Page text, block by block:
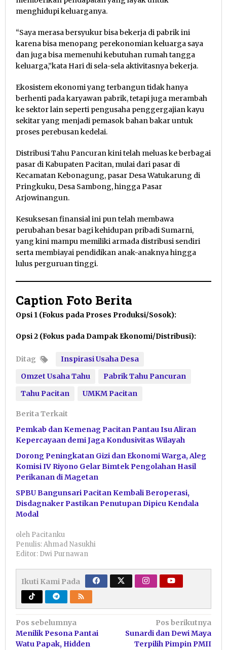
menghidupi keluarganya.
“Saya merasa bersyukur bisa bekerja di pabrik ini
karena bisa menopang perekonomian keluarga saya
dan juga bisa memenuhi kebutuhan rumah tangga
keluarga,”kata Hari di sela-sela aktivitasnya bekerja.
Ekosistem ekonomi yang terbangun tidak hanya
berhenti pada karyawan pabrik, tetapi juga merambah
ke sektor lain seperti pengusaha penggergajian kayu
sekitar yang menjadi pemasok bahan bakar untuk
proses perebusan kedelai.
Distribusi Tahu Pancuran kini telah meluas ke berbagai
pasar di Kabupaten Pacitan, mulai dari pasar di
Kecamatan Kebonagung, pasar Desa Watukarung di
Pringkuku, Desa Sambong, hingga Pasar
Arjowinangun.
Kesuksesan finansial ini pun telah membawa
perubahan besar bagi kehidupan pribadi Sumarni,
yang kini mampu memiliki armada distribusi sendiri
serta membiayai pendidikan anak-anaknya hingga
lulus perguruan tinggi.
Caption Foto Berita
Opsi 1 (Fokus pada Proses Produksi/Sosok):
Opsi 2 (Fokus pada Dampak Ekonomi/Distribusi):
Ditag
Inspirasi Usaha Desa
Omzet Usaha Tahu
Pabrik Tahu Pancuran
Tahu Pacitan
UMKM Pacitan
Berita Terkait
Pemkab dan Kemenag Pacitan Pantau Isu Aliran
Kepercayaan demi Jaga Kondusivitas Wilayah
Dorong Peningkatan Gizi dan Ekonomi Warga, Aleg
Komisi IV Riyono Gelar Bimtek Pengolahan Hasil
Perikanan di Magetan
SPBU Bangunsari Pacitan Kembali Beroperasi,
Disdagnaker Pastikan Penutupan Dipicu Kendala
Modal
oleh Pacitanku
Penulis: Ahmad Nasukhi
Editor: Dwi Purnawan
Ikuti Kami Pada
Navigasi
pos
Pos sebelumnya
Menilik Pesona Pantai
Watu Papak, Hidden
Pos berikutnya
Sunardi dan Dewi Maya
Terpilih Pimpin PMII